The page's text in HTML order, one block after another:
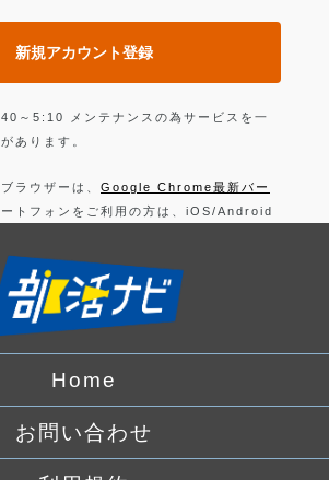
新規アカウント登録
～5:10 メンテナンスの為サービスを一
あります。
ラウザーは、 Google Chrome最新バー
トフォンをご利用の方は、iOS/Android
ーでは正常に動作できない可能性があり
ださい。
により、部活の利用規約
バシーポリシー をお読みください。
でログイン
Home
お問い合わせ